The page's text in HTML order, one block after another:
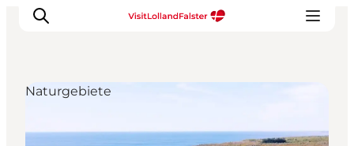
Natur und Outdoor
Naturgebiete